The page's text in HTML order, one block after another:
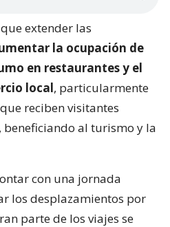
extender las
la ocupación de
en restaurantes y el
local, particularmente
reciben visitantes
beneficiando al turismo y la
con una jornada
los desplazamientos por
parte de los viajes se